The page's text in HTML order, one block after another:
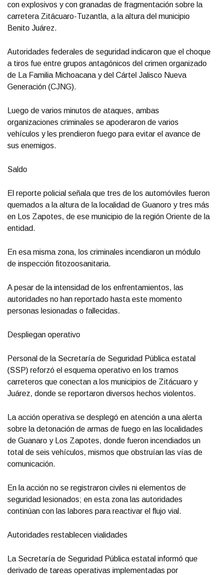
con explosivos y con granadas de fragmentación sobre la
carretera Zitácuaro-Tuzantla, a la altura del municipio
Benito Juárez.
Autoridades federales de seguridad indicaron que el choque
a tiros fue entre grupos antagónicos del crimen organizado
de La Familia Michoacana y del Cártel Jalisco Nueva
Generación (CJNG).
Luego de varios minutos de ataques, ambas
organizaciones criminales se apoderaron de varios
vehículos y les prendieron fuego para evitar el avance de
sus enemigos.
Saldo
El reporte policial señala que tres de los automóviles fueron
quemados a la altura de la localidad de Guanoro y tres más
en Los Zapotes, de ese municipio de la región Oriente de la
entidad.
En esa misma zona, los criminales incendiaron un módulo
de inspección fitozoosanitaria.
A pesar de la intensidad de los enfrentamientos, las
autoridades no han reportado hasta este momento
personas lesionadas o fallecidas.
Despliegan operativo
Personal de la Secretaría de Seguridad Pública estatal
(SSP) reforzó el esquema operativo en los tramos
carreteros que conectan a los municipios de Zitácuaro y
Juárez, donde se reportaron diversos hechos violentos.
La acción operativa se desplegó en atención a una alerta
sobre la detonación de armas de fuego en las localidades
de Guanaro y Los Zapotes, donde fueron incendiados un
total de seis vehículos, mismos que obstruían las vías de
comunicación.
En la acción no se registraron civiles ni elementos de
seguridad lesionados; en esta zona las autoridades
continúan con las labores para reactivar el flujo vial.
Autoridades restablecen vialidades
La Secretaría de Seguridad Pública estatal informó que
derivado de tareas operativas implementadas por